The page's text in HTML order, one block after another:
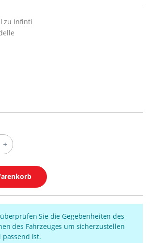
zu Infinti
Sie die Gegebenheiten des
des Fahrzeuges um sicherzustellen
passend ist.